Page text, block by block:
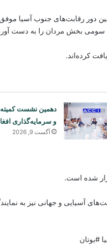
دور رقابت‌های جنوب آسیا
سومی بخش مردان را به دست
کرده‌اند.
دهمین نشست کمیته
و سرمایه‌گذاری
آگست 9, 2026
شده است.
آسیایی و جهانی نیز به
#بوتان
اسد در مزارشریف